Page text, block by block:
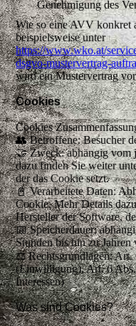
Genehmigung des
Wie so eine AVV konkret
beispielsweise unter
https://www.wko.at/
dsgvo-mustervertrag-
wird ein Mustervertrag
Cookies
Cookies
👥 Betroffene: Besucher
🤝 Zweck: abhängig vom
dazu finden Sie weiter
der das Cookie setzt.
📓 Verarbeitete Daten:
Cookie. Mehr Details
Hersteller der Software,
📅 Speicherdauer:
Stunden bis hin zu Jahren
⚖️ Rechtsgrundlagen:
(Einwilligung), Art. 6
Interessen)
Was sind Cookies?